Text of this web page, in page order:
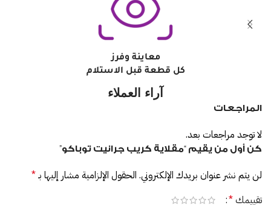
معاينة وفرز
كل قطعة قبل الاستلام
آراء العملاء
المراجعات
لا توجد مراجعات بعد.
كن أول من يقيم “مقلاية كريب جرانيت توباكو”
لن يتم نشر عنوان بريدك الإلكتروني. الحقول الإلزامية مشار إليها بـ*
تقييمك*